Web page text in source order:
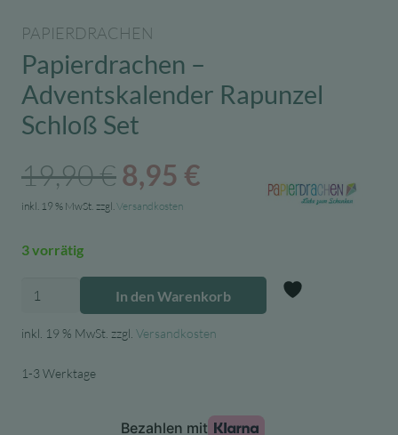
PAPIERDRACHEN
Papierdrachen –
Adventskalender Rapunzel
Schloß Set
19,90€Ursprünglicher
Preis
19,90 €
8,95 €
8,95 €.
inkl. 19 % MwSt. zzgl. Versandkosten
3 vorrätig
Papierdrachen
Adventskalender
Schloß
In den Warenkorb
inkl. 19 % MwSt. zzgl. Versandkosten
1-3 Werktage